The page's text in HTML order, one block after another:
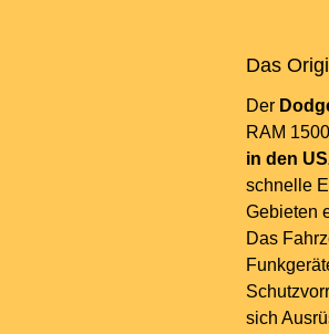
Das
Der
RAM
in den
schnelle
Gebieten
Das
sich